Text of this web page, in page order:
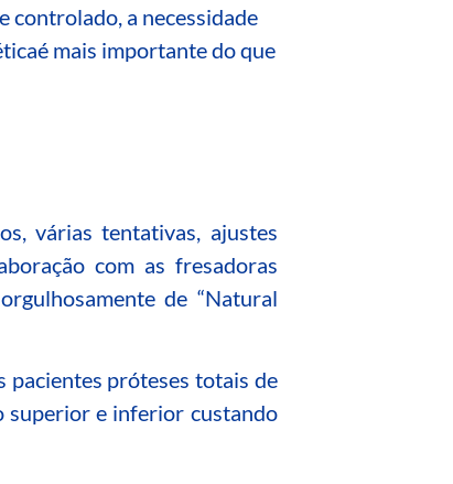
controlado, a necessidade
é mais importante do que
várias tentativas, ajustes
com as fresadoras
de “Natural
pacientes próteses totais de
superior e inferior custando